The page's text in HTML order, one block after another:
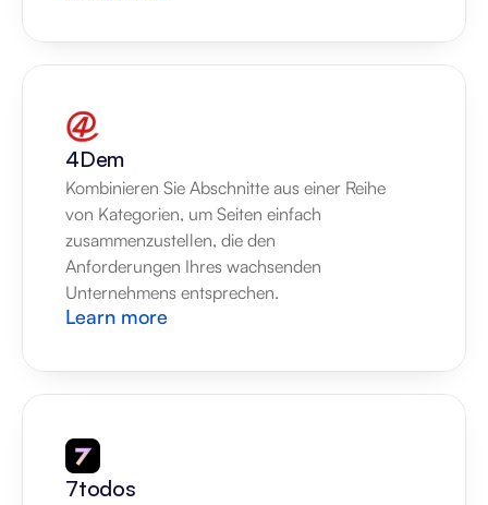
4Dem
Kombinieren Sie Abschnitte aus einer Reihe
von Kategorien, um Seiten einfach
zusammenzustellen, die den
Anforderungen Ihres wachsenden
Unternehmens entsprechen.
Learn more
7todos